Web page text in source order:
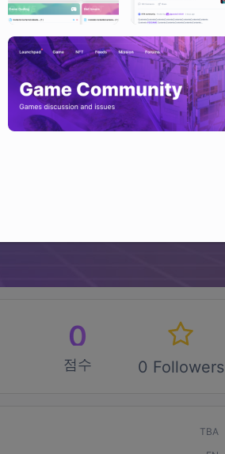
0
점수 0 Followers
TBA